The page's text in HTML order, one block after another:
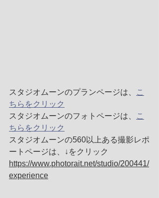
スタジオムーンのプランページは、
こ
ちらをクリック
スタジオムーンのフォトページは、
こ
ちらをクリック
スタジオムーンの560以上ある撮影レポ
ートページは、↓をクリック
https://www.photorait.net/studio/200441/
experience